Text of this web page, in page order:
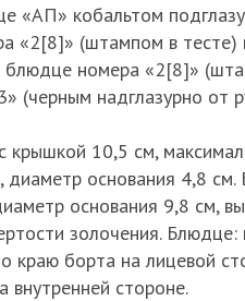
«АП» кобальтом
«2[8]» (штампом в тесте)
блюдце номера «2[8]»
(черным надглазурно от
крышкой 10,5 см,
диаметр основания 4,8
основания 9,8 см,
золочения.
краю борта на лицевой
внутренней стороне.